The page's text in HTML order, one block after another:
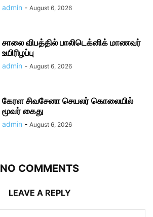
admin - August 6, 2026
சாலை விபத்தில் பாலிடெக்னிக் மாணவர்
உயிரிழப்பு
admin - August 6, 2026
கேரள சிவசேனா செயலர் கொலையில்
மூவர் கைது
admin - August 6, 2026
NO COMMENTS
LEAVE A REPLY